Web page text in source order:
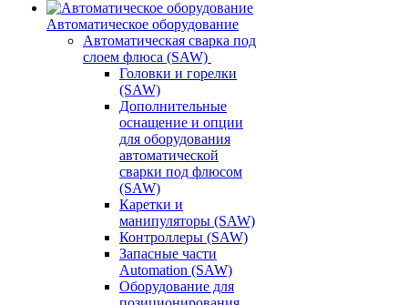
Автоматическое оборудование
Автоматическая сварка под
слоем флюса (SAW)
Головки и горелки
(SAW)
Дополнительные
оснащение и опции
для оборудования
автоматической
сварки под флюсом
(SAW)
Каретки и
манипуляторы (SAW)
Контроллеры (SAW)
Запасные части
Automation (SAW)
Оборудование для